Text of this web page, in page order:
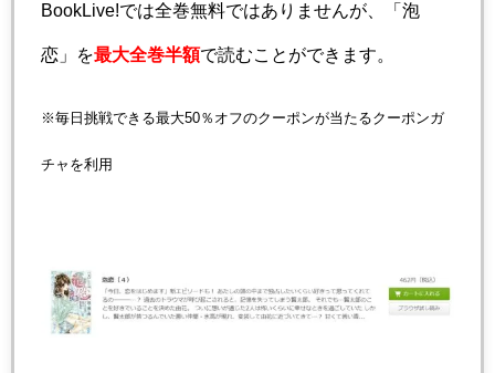
BookLive!では全巻無料ではありませんが、「泡
恋」を最大全巻半額で読むことができます。
※毎日挑戦できる最大50％オフのクーポンが当たるクーポンガ
チャを利用